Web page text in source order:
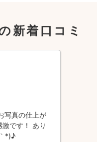
新着口コミ
写真の仕上が
です！ あり
*)♪